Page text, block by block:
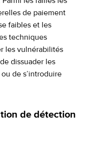
de paiement
faibles et les
techniques
les vulnérabilités
dissuader les
de s’introduire
de détection